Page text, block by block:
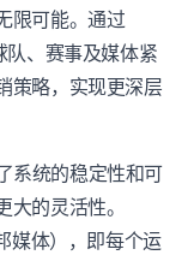
限可能。通过
、赛事及媒体紧
策略，实现更深层
系统的稳定性和可
的灵活性。
媒体），即每个运